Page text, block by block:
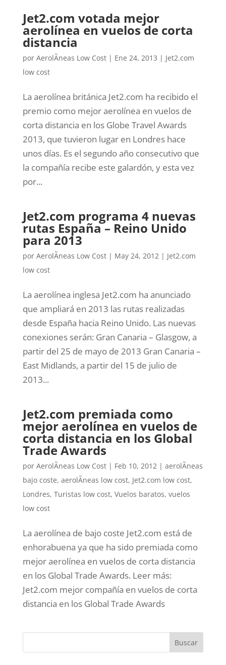
Jet2.com votada mejor
aerolínea en vuelos de corta
distancia
por AerolÃ­neas Low Cost| Ene 24, 2013 | Jet2.com
low cost
La aerolínea británica Jet2.com ha recibido el
premio como mejor aerolínea en vuelos de
corta distancia en los Globe Travel Awards
2013, que tuvieron lugar en Londres hace
unos días. Es el segundo año consecutivo que
la compañía recibe este galardón, y esta vez
por...
Jet2.com programa 4 nuevas
rutas España – Reino Unido
para 2013
por AerolÃ­neas Low Cost| May 24, 2012| Jet2.com
low cost
La aerolínea inglesa Jet2.com ha anunciado
que ampliará en 2013 las rutas realizadas
desde España hacia Reino Unido. Las nuevas
conexiones serán: Gran Canaria – Glasgow, a
partir del 25 de mayo de 2013 Gran Canaria –
East Midlands, a partir del 15 de julio de
2013...
Jet2.com premiada como
mejor aerolínea en vuelos de
corta distancia en los Global
Trade Awards
por AerolÃ­neas Low Cost| Feb 10, 2012| aerolÃ­neas
bajo coste, aerolÃ­neas low cost, Jet2.com low cost,
Londres, Turistas low cost, Vuelos baratos, vuelos
low cost
La aerolínea de bajo coste Jet2.com está de
enhorabuena ya que ha sido premiada como
mejor aerolínea en vuelos de corta distancia
en los Global Trade Awards. Leer más:
Jet2.com mejor compañía en vuelos de corta
distancia en los Global Trade Awards